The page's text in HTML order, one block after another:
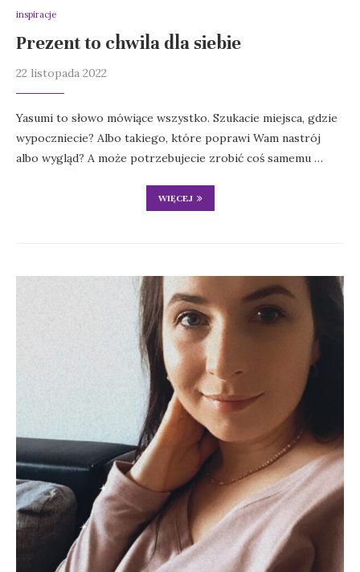
inspiracje
Prezent to chwila dla siebie
22 listopada 2022
Yasumi to słowo mówiące wszystko. Szukacie miejsca, gdzie
wypoczniecie? Albo takiego, które poprawi Wam nastrój
albo wygląd? A może potrzebujecie zrobić coś samemu …
WIĘCEJ